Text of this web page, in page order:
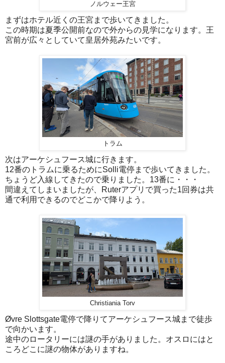
ノルウェー王宮
まずはホテル近くの王宮まで歩いてきました。
この時期は夏季公開前なので外からの見学になります。王
宮前が広々としていて皇居外苑みたいです。
トラム
次はアーケシュフース城に行きます。
12番のトラムに乗るためにSolli電停まで歩いてきました。
ちょうど入線してきたので乗りました。13番に・・・
間違えてしまいましたが、Ruterアプリで買った1回券は共
通で利用できるのでどこかで降りよう。
Christiania Torv
Øvre Slottsgate電停で降りてアーケシュフース城まで徒歩
で向かいます。
途中のロータリーには謎の手がありました。オスロにはと
ころどこに謎の物体がありますね。